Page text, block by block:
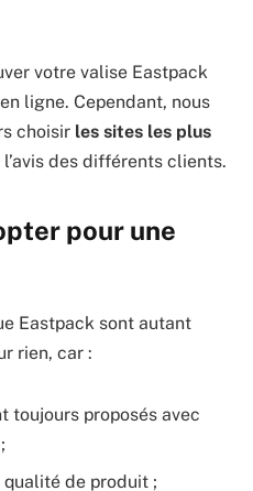
votre valise Eastpack
ligne. Cependant, nous
choisir les sites les plus
des différents clients.
pour une
Eastpack sont autant
rien, car :
toujours proposés avec
de produit ;